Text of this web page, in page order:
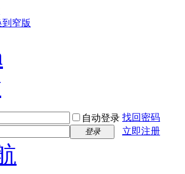
到窄版
自动登录 找回密码
登录 立即注册